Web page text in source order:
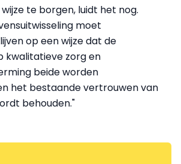
te borgen, luidt het nog.
moet
op een wijze dat de
kwalitatieve zorg en
beide worden
het bestaande vertrouwen van
behouden."